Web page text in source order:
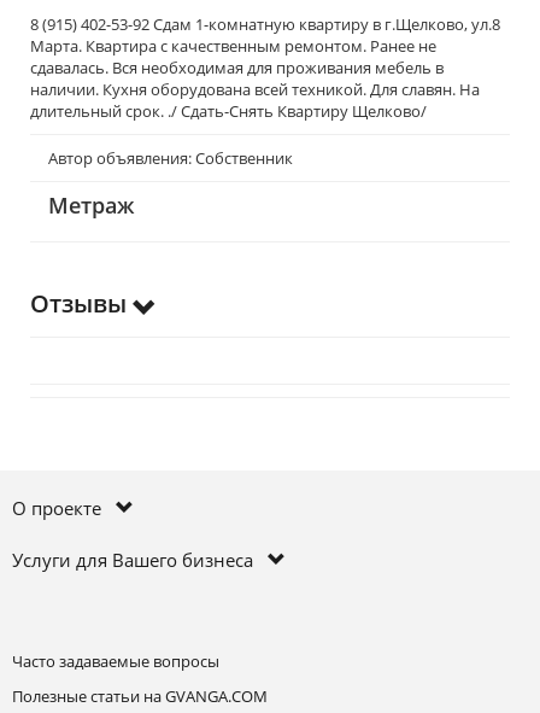
8 (915) 402-53-92 Сдам 1-комнатную квартиру в г.Щелково, ул.8
Марта. Квартира с качественным ремонтом. Ранее не
сдавалась. Вся необходимая для проживания мебель в
наличии. Кухня оборудована всей техникой. Для славян. На
длительный срок. ./ Сдать-Снять Квартиру Щелково/
Автор объявления: Собственник
Метраж
Отзывы
О проекте
Услуги для Вашего бизнеса
Часто задаваемые вопросы
Полезные статьи на GVANGA.COM